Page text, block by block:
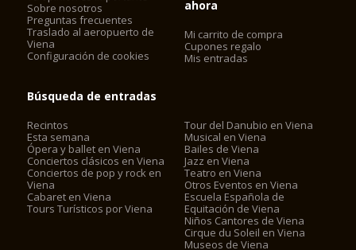
Sobre nosotros
Preguntas frecuentes
Traslado al aeropuerto de
Viena
Configuración de cookies
ahora
Mi carrito de compra
Cupones regalo
Mis entradas
Búsqueda de entradas
Recintos
Esta semana
Ópera y ballet en Viena
Conciertos clásicos en Viena
Conciertos de pop y rock en
Viena
Cabaret en Viena
Tours Turísticos por Viena
Tour del Danubio en Viena
Musical en Viena
Bailes de Viena
Jazz en Viena
Teatro en Viena
Otros Eventos en Viena
Escuela Española de
Equitación de Viena
Niños Cantores de Viena
Cirque du Soleil en Viena
Museos de Viena